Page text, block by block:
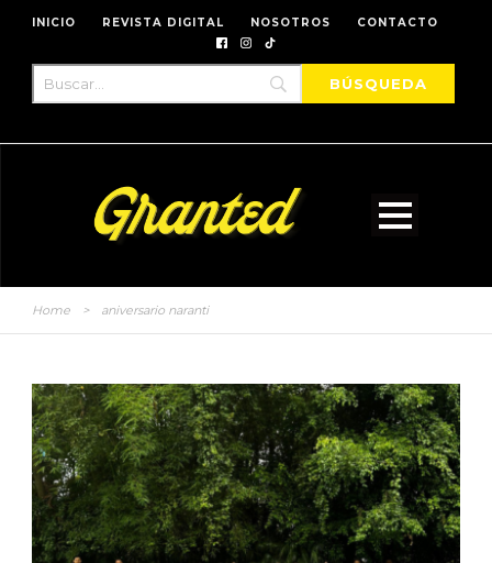
INICIO REVISTA DIGITAL NOSOTROS CONTACTO
Home > aniversario naranti